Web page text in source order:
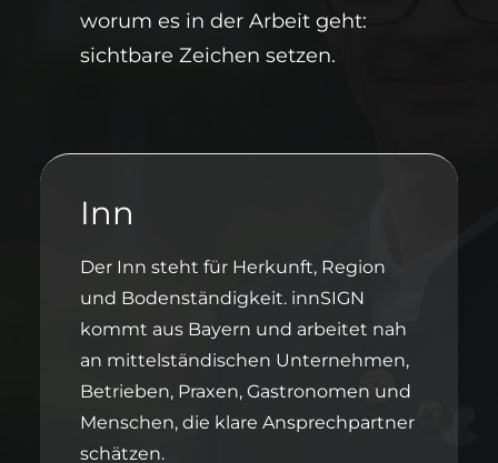
worum es in der Arbeit geht:
sichtbare Zeichen setzen.
Inn
Der Inn steht für Herkunft, Region
und Bodenständigkeit. innSIGN
kommt aus Bayern und arbeitet nah
an mittelständischen Unternehmen,
Betrieben, Praxen, Gastronomen und
Menschen, die klare Ansprechpartner
schätzen.